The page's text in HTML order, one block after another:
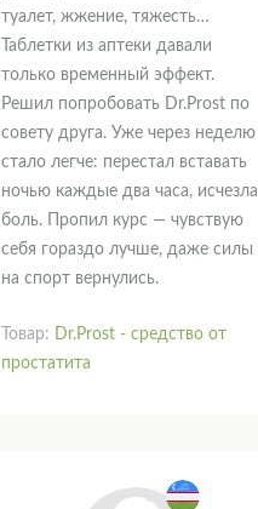
туалет, жжение, тяжесть…
Таблетки из аптеки давали
только временный эффект.
Решил попробовать Dr.Prost по
совету друга. Уже через неделю
стало легче: перестал вставать
ночью каждые два часа, исчезла
боль. Пропил курс — чувствую
себя гораздо лучше, даже силы
на спорт вернулись.
Товар: Dr.Prost - средство от
простатита